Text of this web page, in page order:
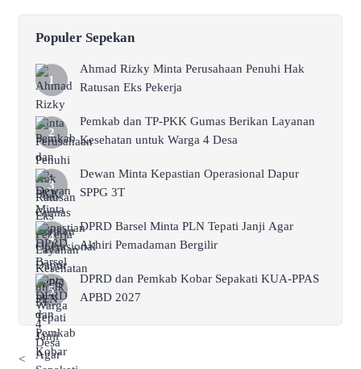
Populer Sepekan
Ahmad Rizky Minta Perusahaan Penuhi Hak
Ratusan Eks Pekerja
Pemkab dan TP-PKK Gumas Berikan Layanan
Kesehatan untuk Warga 4 Desa
Dewan Minta Kepastian Operasional Dapur
SPPG 3T
DPRD Barsel Minta PLN Tepati Janji Agar
Akhiri Pemadaman Bergilir
DPRD dan Pemkab Kobar Sepakati KUA-PPAS
APBD 2027
<